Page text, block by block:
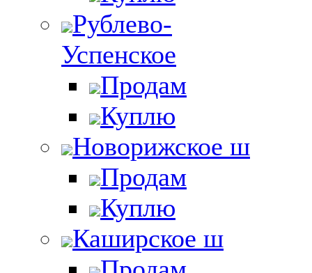
Рублево-
Успенское
Продам
Куплю
Новорижское ш
Продам
Куплю
Каширское ш